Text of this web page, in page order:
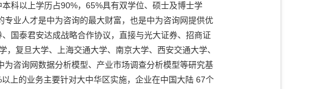
科以上学历占90%，65%具有双学位、硕士及博士学
业人才是中为咨询的最大财富，也是中为咨询网提供优
国泰君安达成战略合作协议，直接与光大证券、招商证
复旦大学、上海交通大学、南京大学、西安交通大学、
咨询网数据分析模型、产业市场调查分析模型等研究基
上的业务主要针对大中华区实施，企业在中国大陆 67个